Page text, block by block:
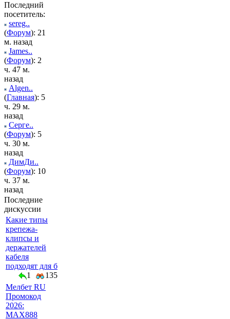
Последний
посетитель:
sereg..
(Форум): 21
м. назад
James..
(Форум): 2
ч. 47 м.
назад
Algen..
(Главная): 5
ч. 29 м.
назад
Серге..
(Форум): 5
ч. 30 м.
назад
ДимДи..
(Форум): 10
ч. 37 м.
назад
Последние
дискуссии
Какие типы
крепежа-
клипсы и
держателей
кабеля
подходят для б
1
135
Мелбет RU
Промокод
2026:
MAX888